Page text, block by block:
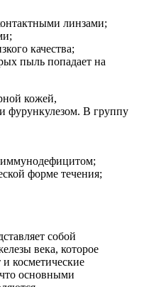
линзами;
качества;
пыль попадает на
кожей,
фурункулезом. В группу
форме течения;
собой
века, которое
косметические
основными